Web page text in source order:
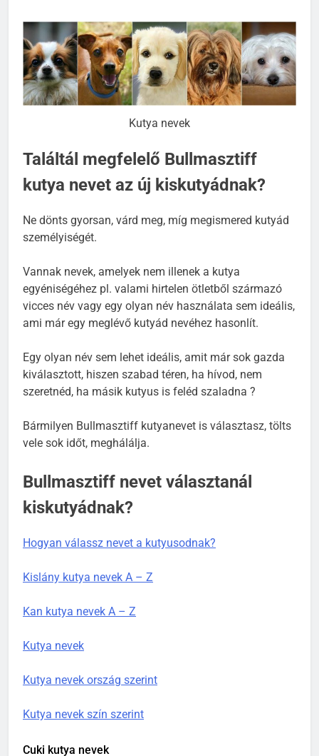
Kutya nevek
Találtál megfelelő Bullmasztiff
kutya nevet az új kiskutyádnak?
Ne dönts gyorsan, várd meg, míg megismered kutyád
személyiségét.
Vannak nevek, amelyek nem illenek a kutya
egyéniségéhez pl. valami hirtelen ötletből származó
vicces név vagy egy olyan név használata sem ideális,
ami már egy meglévő kutyád nevéhez hasonlít.
Egy olyan név sem lehet ideális, amit már sok gazda
kiválasztott, hiszen szabad téren, ha hívod, nem
szeretnéd, ha másik kutyus is feléd szaladna ?
Bármilyen Bullmasztiff kutyanevet is választasz, tölts
vele sok időt, meghálálja.
Bullmasztiff nevet választanál
kiskutyádnak?
Hogyan válassz nevet a kutyusodnak?
Kislány kutya nevek A – Z
Kan kutya nevek A – Z
Kutya nevek
Kutya nevek ország szerint
Kutya nevek szín szerint
Cuki kutya nevek